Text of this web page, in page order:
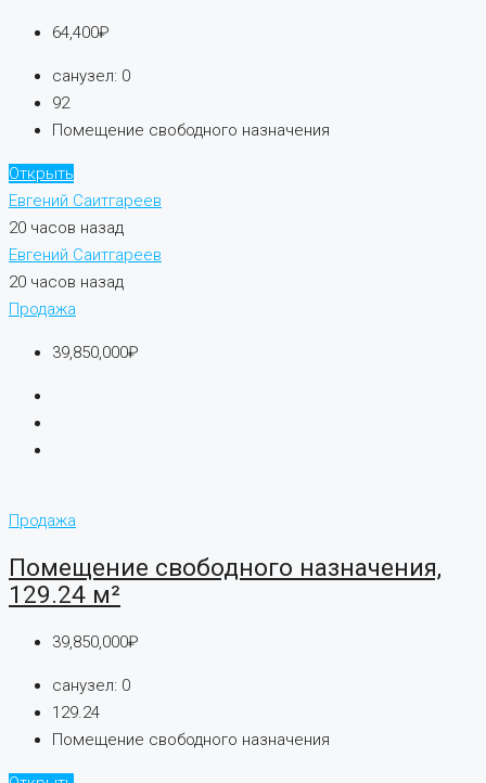
64,400₽
санузел: 0
92
Помещение свободного назначения
Открыть
Евгений Саитгареев
20 часов назад
Евгений Саитгареев
20 часов назад
Продажа
39,850,000₽
Продажа
Помещение свободного назначения,
129.24 м²
39,850,000₽
санузел: 0
129.24
Помещение свободного назначения